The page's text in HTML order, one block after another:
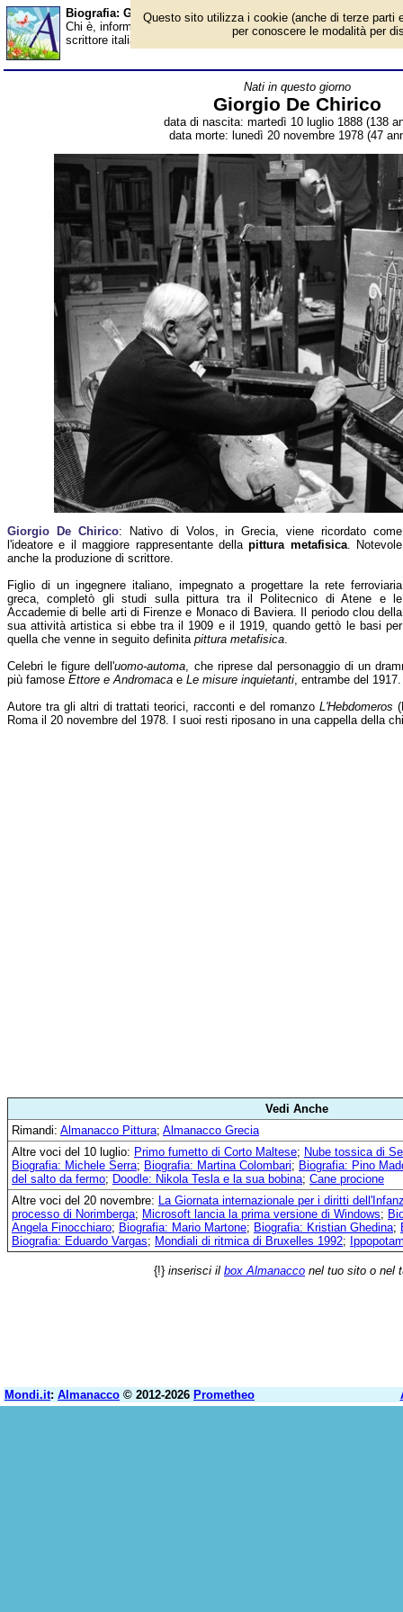
Biografia: Giorgio De Chirico - Almanacco
Chi è, informazioni, foto, qual è la data di nascita, dove è nato,
scrittore italiano, ideatore della pittura metafisica. Breve
Nati in questo giorno
Giorgio De Chirico
data di nascita: martedì 10 luglio 1888 (138
data morte: lunedì 20 novembre 1978 (47
Giorgio De Chirico: Nativo di Volos, in Grecia, viene ricordato come
l'ideatore e il maggiore rappresentante dellapittura metafisica. Notevole
anche la produzione di scrittore.
Figlio di un ingegnere italiano, impegnato a progettare la rete ferroviaria
greca, completò gli studi sulla pittura tra il Politecnico di Atene e le
Accademie di belle arti di Firenze e Monaco di Baviera. Il periodo clou della
sua attività artistica si ebbe tra il 1909 e il 1919, quando gettò le basi per
quella che venne in seguito definita pittura metafisica.
Celebri le figure dell'uomo-automa, che riprese dal personaggio di un
più famose Ettore e Andromaca e Le misure inquietanti, entrambe del 1917.
Autore tra gli altri di trattati teorici, racconti e del romanzo L'Hebdomeros
Roma il 20 novembre del 1978. I suoi resti riposano in una cappella della
Vedi Anche
Rimandi: Almanacco Pittura; Almanacco Grecia
Altre voci del 10 luglio: Primo fumetto di Corto Maltese; Nube tossica di
Biografia: Michele Serra; Biografia: Martina Colombari; Biografia: Pino
del salto da fermo; Doodle: Nikola Tesla e la sua bobina; Cane procione
Altre voci del 20 novembre: La Giornata internazionale per i diritti
processo di Norimberga; Microsoft lancia la prima versione di Windows;
Angela Finocchiaro; Biografia: Mario Martone; Biografia: Kristian Ghedina;
Biografia: Eduardo Vargas; Mondiali di ritmica di Bruxelles 1992;
{!} inserisci il box Almanacco nel tuo sito o nel
Mondi.it: Almanacco © 2012-2026 Prometheo
Questo sito utilizza i cookie (anche di terze parti
per conoscere le modalità per